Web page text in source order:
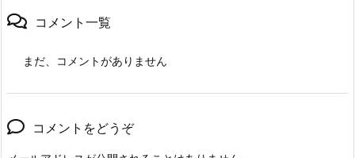
コメント一覧
まだ、コメントがありません
コメントをどうぞ